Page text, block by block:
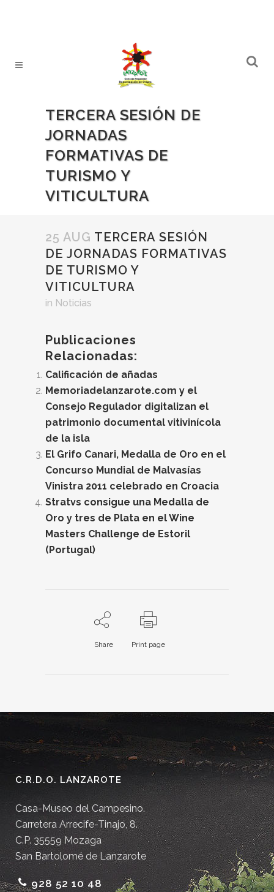
TERCERA SESIÓN DE
JORNADAS
FORMATIVAS DE
TURISMO Y
VITICULTURA
25 AUG TERCERA SESIÓN
DE JORNADAS FORMATIVAS
DE TURISMO Y
VITICULTURA
in Noticias
Publicaciones
Relacionadas:
Calificación de añadas
Memoriadelanzarote.com y el
Consejo Regulador digitalizan el
patrimonio documental vitivinícola
de la isla
El Grifo Canari, Medalla de Oro en el
Concurso Mundial de Malvasías
Vinistra 2011 celebrado en Croacia
Stratvs consigue una Medalla de
Oro y tres de Plata en el Wine
Masters Challenge de Estoril
(Portugal)
Share Print page
C.R.D.O. LANZAROTE
Casa-Museo del Campesino.
Carretera Arrecife-Tinajo, 8.
C.P. 35559 Mozaga
San Bartolomé de Lanzarote
928 52 10 48